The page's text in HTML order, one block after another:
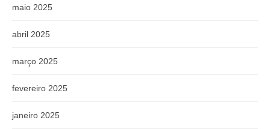
maio 2025
abril 2025
março 2025
fevereiro 2025
janeiro 2025